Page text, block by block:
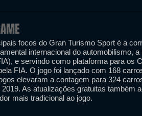
focos do Gran Turismo Sport é a
internacional do automobilismo,
e servindo como plataforma para os
FIA. O jogo foi lançado com 168
elevaram a contagem para 324
As atualizações gratuitas também
mais tradicional ao jogo.